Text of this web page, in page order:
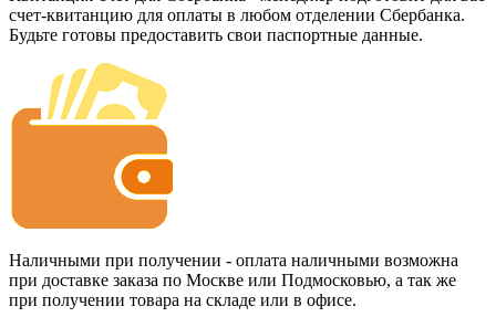
счет-квитанцию для оплаты в любом отделении Сбербанка.
Будьте готовы предоставить свои паспортные данные.
Наличными при получении - оплата наличными возможна
при доставке заказа по Москве или Подмосковью, а так же
при получении товара на складе или в офисе.